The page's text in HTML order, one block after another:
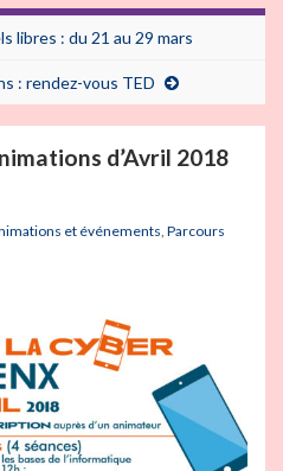
libres : du 21 au 29 mars
: rendez-vous TED
d’Avril 2018
et événements, Parcours